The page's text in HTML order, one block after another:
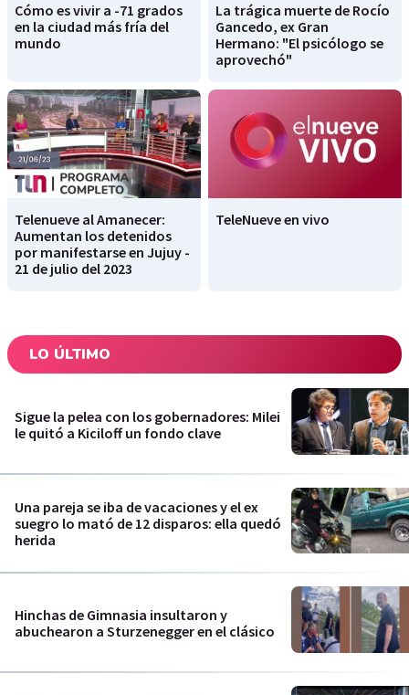
Cómo es vivir a -71 grados
en la ciudad más fría del
mundo
La trágica muerte de Rocío
Gancedo, ex Gran
Hermano: "El psicólogo se
aprovechó"
Telenueve al Amanecer:
Aumentan los detenidos
por manifestarse en Jujuy -
21 de julio del 2023
TeleNueve en vivo
LO ÚLTIMO
Sigue la pelea con los gobernadores: Milei
le quitó a Kiciloff un fondo clave
Una pareja se iba de vacaciones y el ex
suegro lo mató de 12 disparos: ella quedó
herida
Hinchas de Gimnasia insultaron y
abuchearon a Sturzenegger en el clásico